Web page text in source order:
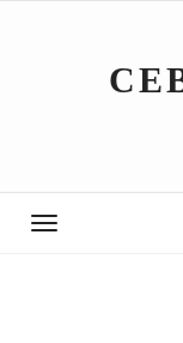
Toggle